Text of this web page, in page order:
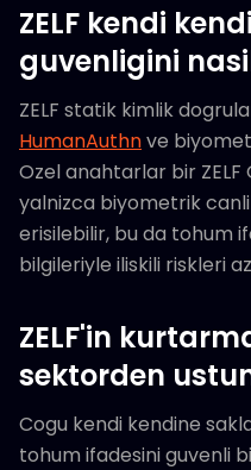
ZELF kendi
guvenligini
ZELF statik kimlik
HumanAuthnve
Ozel anahtarlar bir
yalnizca biyometrik
erisilebilir, bu da tohum
bilgileriyle iliskili riskleri
ZELF'in
sektorden
Cogu kendi kendine
tohum ifadesini guvenli